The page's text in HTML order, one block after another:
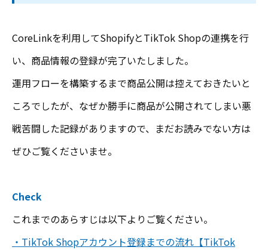
CoreLinkを利用してShopifyとTikTok Shopの連携を行
い、商品情報の登録が完了いたしました。
運用フローを構築するまで商品公開は控えておきたいと
ころでしたが、なぜか勝手に商品が公開されてしまい悪
戦苦闘した記録がありますので、まだお読みでない方は
ぜひご覧くださいませ。
Check
これまでのあらすじは以下よりご覧ください。
・TikTok Shopアカウント登録までの流れ【TikTok